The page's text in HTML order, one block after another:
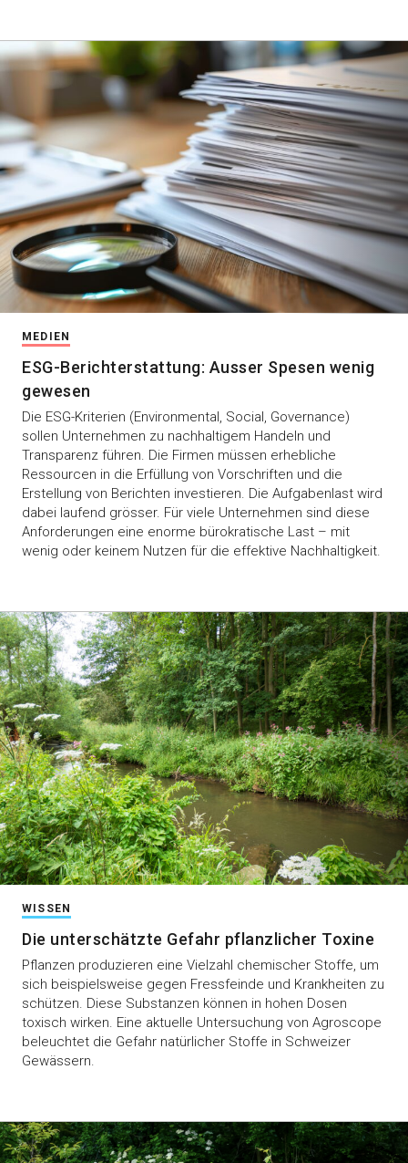
MEDIEN
ESG-Berichterstattung: Ausser Spesen wenig
gewesen
Die ESG-Kriterien (Environmental, Social, Governance)
sollen Unternehmen zu nachhaltigem Handeln und
Transparenz führen. Die Firmen müssen erhebliche
Ressourcen in die Erfüllung von Vorschriften und die
Erstellung von Berichten investieren. Die Aufgabenlast wird
dabei laufend grösser. Für viele Unternehmen sind diese
Anforderungen eine enorme bürokratische Last – mit
wenig oder keinem Nutzen für die effektive Nachhaltigkeit.
WISSEN
Die unterschätzte Gefahr pflanzlicher Toxine
Pflanzen produzieren eine Vielzahl chemischer Stoffe, um
sich beispielsweise gegen Fressfeinde und Krankheiten zu
schützen. Diese Substanzen können in hohen Dosen
toxisch wirken. Eine aktuelle Untersuchung von Agroscope
beleuchtet die Gefahr natürlicher Stoffe in Schweizer
Gewässern.